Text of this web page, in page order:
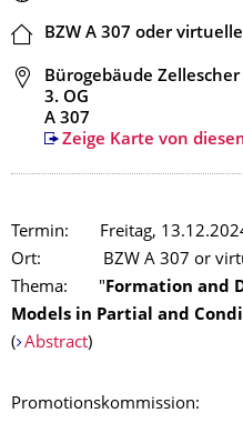
Ort
BZW A 307 oder
Adresse
Bürogebäude Zellescher
3. OG
A 307
Zeige Karte von
Termin: Freitag,
Ort: BZW A 307 or
Thema: "Formation and
Models in Partial and
( Abstract)
Promotionskommission: